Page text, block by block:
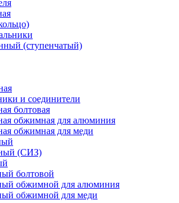
(ступенчатый)
и соединители
болтовая
обжимная для алюминия
обжимная для меди
(СИЗ)
болтовой
обжимной для алюминия
обжимной для меди